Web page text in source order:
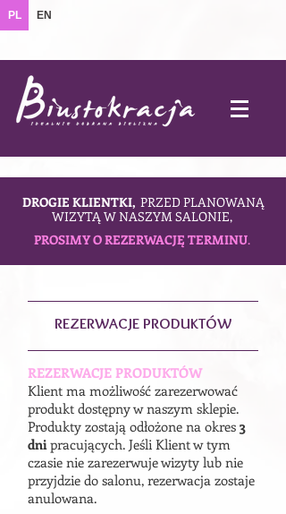
PL EN
DROGIE KLIENTKI, PRZED PLANOWANĄ
WIZYTĄ W NASZYM SALONIE,
PROSIMY O REZERWACJĘ TERMINU.
REZERWACJE PRODUKTÓW
REZERWACJE PRODUKTÓW
Klient ma możliwość zarezerwować
produkt dostępny w naszym sklepie.
Produkty zostają odłożone na okres 3
dnipracujących. Jeśli Klient w tym
czasie nie zarezerwuje wizyty lub nie
przyjdzie do salonu, rezerwacja zostaje
anulowana.